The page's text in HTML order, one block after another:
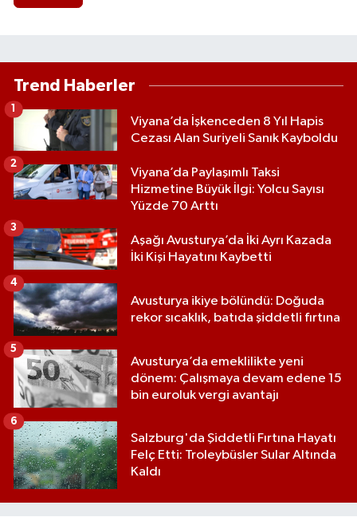
Trend Haberler
Viyana’da İşkenceden 8 Yıl Hapis
Cezası Alan Suriyeli Sanık Kayboldu
1
Viyana’da Paylaşımlı Taksi
Hizmetine Büyük İlgi: Yolcu Sayısı
Yüzde 70 Arttı
2
Aşağı Avusturya’da İki Ayrı Kazada
İki Kişi Hayatını Kaybetti
3
Avusturya ikiye bölündü: Doğuda
rekor sıcaklık, batıda şiddetli fırtına
4
Avusturya’da emeklilikte yeni
dönem: Çalışmaya devam edene 15
bin euroluk vergi avantajı
5
Salzburg'da Şiddetli Fırtına Hayatı
Felç Etti: Troleybüsler Sular Altında
Kaldı
6